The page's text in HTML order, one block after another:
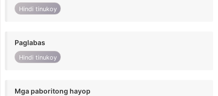
Hindi tinukoy
Paglabas
Hindi tinukoy
Mga paboritong hayop